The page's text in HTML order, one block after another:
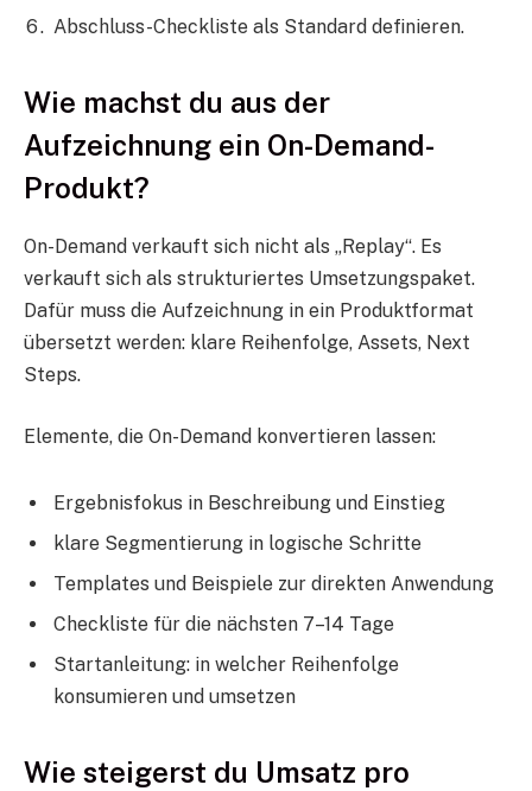
Abschluss-Checkliste als Standard definieren.
Wie machst du aus der
Aufzeichnung ein On-Demand-
Produkt?
On-Demand verkauft sich nicht als „Replay“. Es
verkauft sich als strukturiertes Umsetzungspaket.
Dafür muss die Aufzeichnung in ein Produktformat
übersetzt werden: klare Reihenfolge, Assets, Next
Steps.
Elemente, die On-Demand konvertieren lassen:
Ergebnisfokus in Beschreibung und Einstieg
klare Segmentierung in logische Schritte
Templates und Beispiele zur direkten Anwendung
Checkliste für die nächsten 7–14 Tage
Startanleitung: in welcher Reihenfolge
konsumieren und umsetzen
Wie steigerst du Umsatz pro